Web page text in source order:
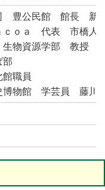
豊公民館 館長 新
ｃｏａ 代表 市橋人
物資源学部 教授
職員
博物館 学芸員 藤川